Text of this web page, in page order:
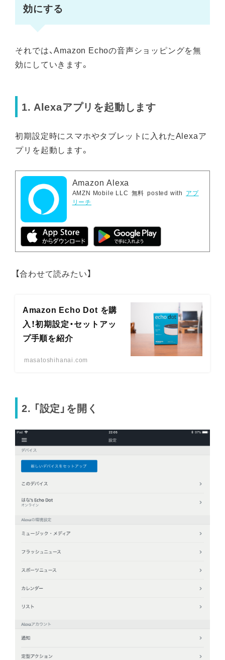
効にする
それでは、Amazon Echoの音声ショッピングを無
効にしていきます。
1. Alexaアプリを起動します
初期設定時にスマホやタブレットに入れたAlexaア
プリを起動します。
Amazon Alexa
AMZN Mobile LLC 無料 posted with アプ
リーチ
【合わせて読みたい】
Amazon Echo Dot を購
入！初期設定・セットアッ
プ手順を紹介
masatoshihanai.com
2. 「設定」を開く